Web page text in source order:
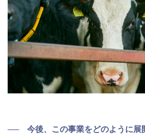
── 今後、この事業をどのように展